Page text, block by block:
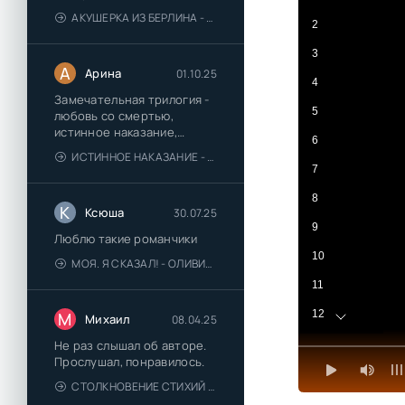
АКУШЕРКА ИЗ БЕРЛИНА - АННА СТЮАРТ
А Арина 01.10.25
Замечательная трилогия -
любовь со смертью,
истинное наказание,
любимая для монстра -
понравились
ИСТИННОЕ НАКАЗАНИЕ - ОЛЬГА ГУСЕЙНОВА
К Ксюша 30.07.25
Люблю такие романчики
МОЯ. Я СКАЗАЛ! - ОЛИВИЯ ЛЕЙК
М Михаил 08.04.25
Не раз слышал об авторе.
Прослушал, понравилось.
СТОЛКНОВЕНИЕ СТИХИЙ - ВАЛЕРИЙ ГУМИНСКИЙ
2
3
4
5
6
7
8
9
10
11
12
13